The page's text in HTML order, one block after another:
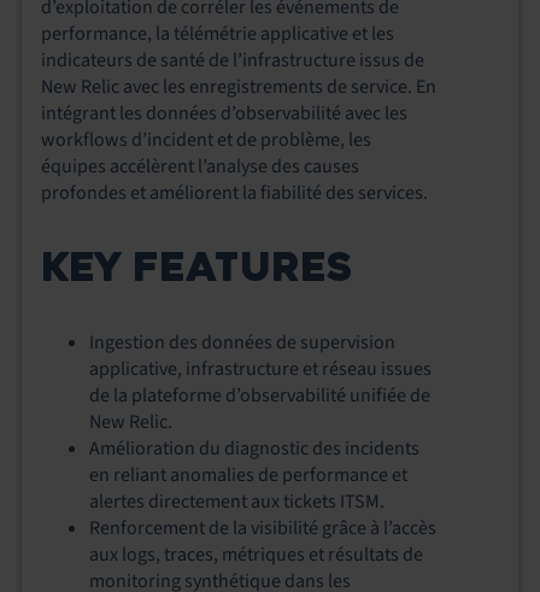
d’exploitation de corréler les événements de
performance, la télémétrie applicative et les
indicateurs de santé de l’infrastructure issus de
New Relic avec les enregistrements de service. En
intégrant les données d’observabilité avec les
workflows d’incident et de problème, les
équipes accélèrent l’analyse des causes
profondes et améliorent la fiabilité des services.
KEY FEATURES
Ingestion des données de supervision
applicative, infrastructure et réseau issues
de la plateforme d’observabilité unifiée de
New Relic.
Amélioration du diagnostic des incidents
en reliant anomalies de performance et
alertes directement aux tickets ITSM.
Renforcement de la visibilité grâce à l’accès
aux logs, traces, métriques et résultats de
monitoring synthétique dans les